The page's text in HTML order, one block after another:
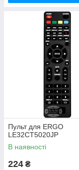
Пульт для ERGO
LE32CT5020JP
В наявності
224 ₴